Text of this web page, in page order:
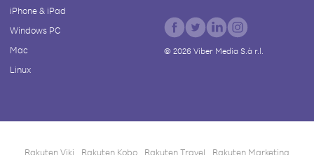
iPhone & iPad
Windows PC
Mac
Linux
© 2026Viber Media S.à r.l.
Rakuten Viki Rakuten Kobo Rakuten Travel Rakuten Marketing